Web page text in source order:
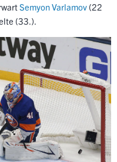
Semyon Varlamov (22
(33.).